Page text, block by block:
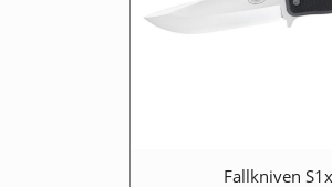
Fallkniven S1x